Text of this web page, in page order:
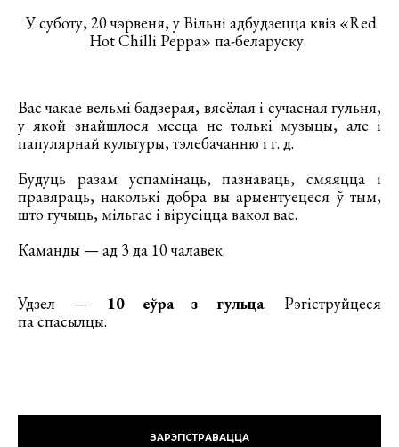
У суботу, 20 чэрвеня, у Вільні адбудзецца квіз «Red
Hot Chilli Peppa» па-беларуску.
Вас чакае вельмі бадзерая, вясёлая і сучасная гульня,
у якой знайшлося месца не толькі музыцы, але і
папулярнай культуры, тэлебачанню і г. д.
Будуць разам успамінаць, пазнаваць, смяяцца і
правяраць, наколькі добра вы арыентуецеся ў тым,
што гучыць, мільгае і вірусіцца вакол вас.
Каманды — ад 3 да 10 чалавек.
Удзел — 10 еўра з гульца. Рэгіструйцеся
па спасылцы.
ЗАРЭГІСТРАВАЦЦА